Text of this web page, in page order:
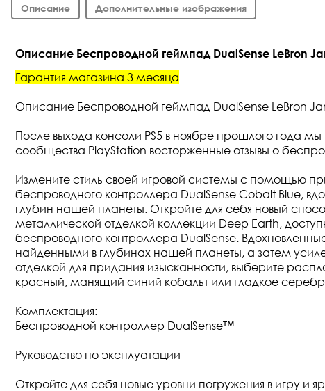
Описание Дополнительные изображения
Описание Беспроводной геймпад DualSense LeBron
Гарантия магазина 3 месяца
Описание Беспроводной геймпад DualSense LeBron
После выхода консоли PS5 в ноябре прошлого года
сообщества PlayStation восторженные отзывы о
Измените стиль своей игровой системы с помощью
беспроводного контроллера DualSense Cobalt Blue,
глубин нашей планеты. Откройте для себя новый
металлической отделкой коллекции Deep Earth,
беспроводного контроллера DualSense.
найденными в глубинах нашей планеты, а затем
отделкой для придания изысканности, выберите
красный, манящий синий кобальт или гладкое
Комплектация:
Беспроводной контроллер DualSense™
Руководство по эксплуатации
Откройте для себя новые уровни погружения в игру и